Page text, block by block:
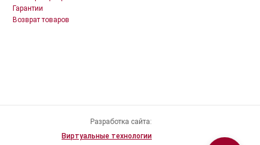
Гарантии
Возврат товаров
Разработка сайта:
Виртуальные технологии